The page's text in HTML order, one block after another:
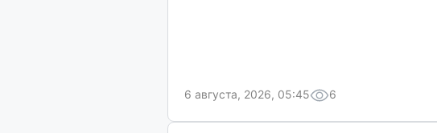
6 августа, 2026, 05:45 6